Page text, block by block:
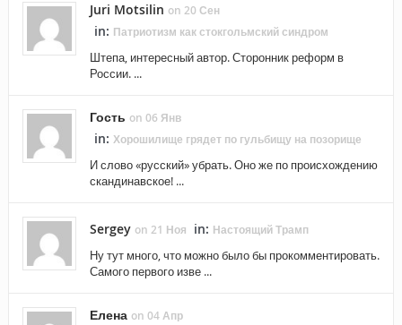
Juri Motsilin on 20 Сен
in: Патриотизм как стокгольмский синдром
Штепа, интересный автор. Сторонник реформ в
России. ...
Гость on 06 Янв
in: Хорошилище грядет по гульбищу на позорище
И слово «русский» убрать. Оно же по происхождению
скандинавское! ...
Sergey on 21 Ноя in: Настоящий Трамп
Ну тут много, что можно было бы прокомментировать.
Самого первого изве ...
Елена on 04 Апр